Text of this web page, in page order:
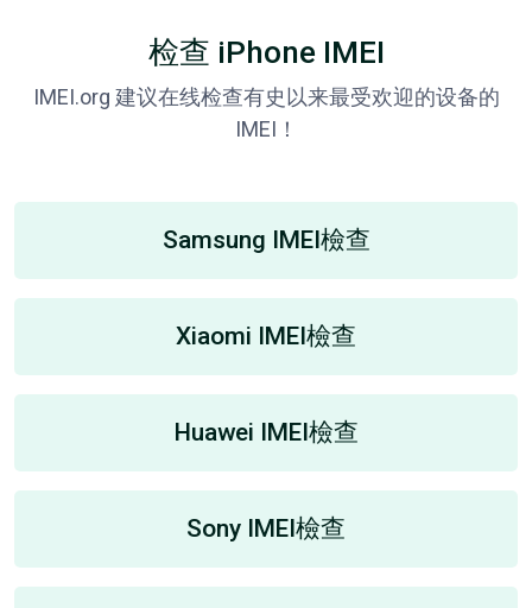
检查 iPhone IMEI
IMEI.org 建议在线检查有史以来最受欢迎的设备的
IMEI！
Samsung IMEI檢查
Xiaomi IMEI檢查
Huawei IMEI檢查
Sony IMEI檢查